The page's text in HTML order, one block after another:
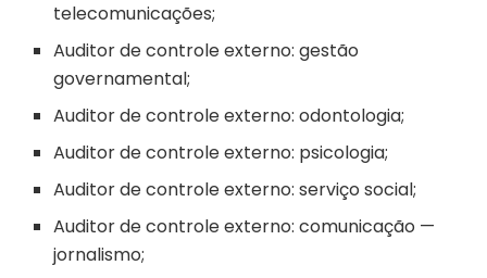
telecomunicações;
Auditor de controle externo: gestão
governamental;
Auditor de controle externo: odontologia;
Auditor de controle externo: psicologia;
Auditor de controle externo: serviço social;
Auditor de controle externo: comunicação —
jornalismo;